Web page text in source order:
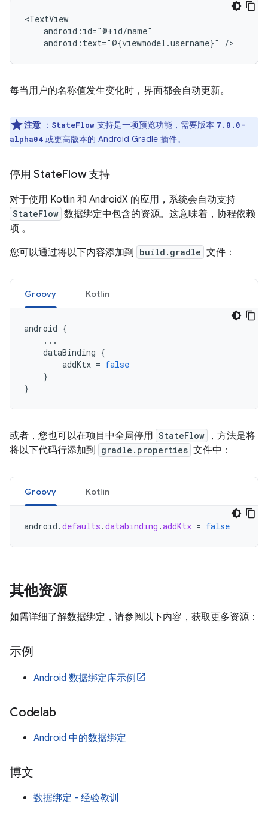
android:text="@{viewmodel.username}"
每当用户的名称值发生变化时，界面都会自动更新。
注意 ： StateFlow 支持是一项预览功能，需要版本 7.0.0-
alpha04 或更高版本的 Android Gradle 插件。
停用 StateFlow 支持
对于使用 Kotlin 和 AndroidX 的应用，系统会自动支持
StateFlow 数据绑定中包含的资源。这意味着，协程依赖
项 。
您可以通过将以下内容添加到
build.gradle 文件：
Groovy Kotlin
android {
...
dataBinding {
addKtx = false
}
}
或者，您也可以在项目中全局停用 StateFlow
，方法是将
将以下代码行添加到
gradle.properties 文件中：
Groovy Kotlin
android .defaults .databinding .addKtx = false
其他资源
如需详细了解数据绑定，请参阅以下内容，获取更多资源：
示例
Android 数据绑定库示例
Codelab
Android 中的数据绑定
博文
数据绑定 - 经验教训